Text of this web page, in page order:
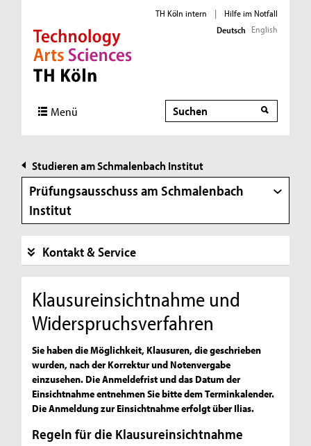
Direkt zur Hauptnavigation
Direkt zur Subnavigation
Direkt zum Inhalt
Direkt zum Fußbereich
TH Köln intern |
Hilfe im Notfall
Deutsch English
Menü Suche
Suche
Studieren am Schmalenbach Institut
Prüfungsausschuss am Schmalenbach
Institut
Kontakt & Service
Klausureinsichtnahme und
Widerspruchsverfahren
Sie haben die Möglichkeit, Klausuren, die geschrieben
wurden, nach der Korrektur und Notenvergabe
einzusehen. Die Anmeldefrist und das Datum der
Einsichtnahme entnehmen Sie bitte dem Terminkalender.
Die Anmeldung zur Einsichtnahme erfolgt über Ilias.
Regeln für die Klausureinsichtnahme